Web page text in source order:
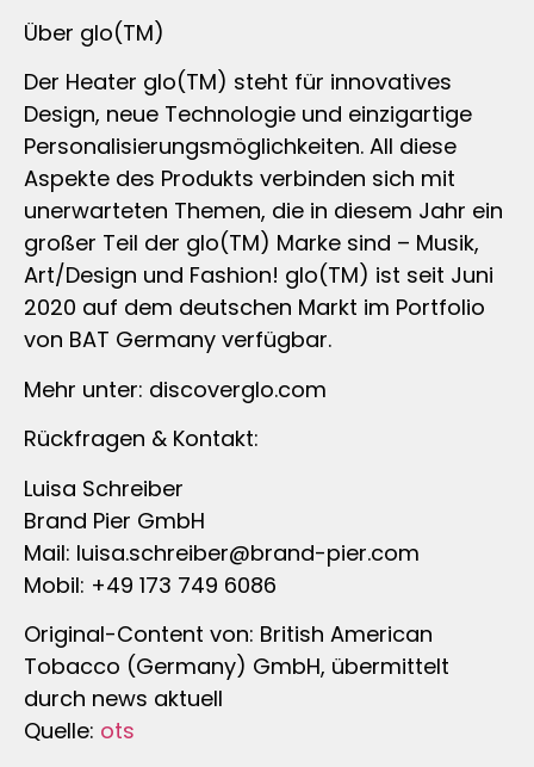
Über glo(TM)
Der Heater glo(TM) steht für innovatives
Design, neue Technologie und einzigartige
Personalisierungsmöglichkeiten. All diese
Aspekte des Produkts verbinden sich mit
unerwarteten Themen, die in diesem Jahr ein
großer Teil der glo(TM) Marke sind – Musik,
Art/Design und Fashion! glo(TM) ist seit Juni
2020 auf dem deutschen Markt im Portfolio
von BAT Germany verfügbar.
Mehr unter: discoverglo.com
Rückfragen & Kontakt:
Luisa Schreiber
Brand Pier GmbH
Mail: luisa.schreiber@brand-pier.com
Mobil: +49 173 749 6086
Original-Content von: British American
Tobacco (Germany) GmbH, übermittelt
durch news aktuell
Quelle: ots